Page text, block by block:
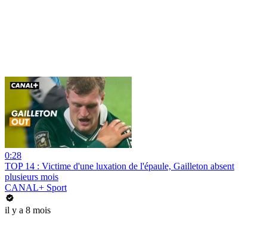
0:28
TOP 14 : Victime d'une luxation de l'épaule, Gailleton absent
plusieurs mois
CANAL+ Sport
il y a 8 mois